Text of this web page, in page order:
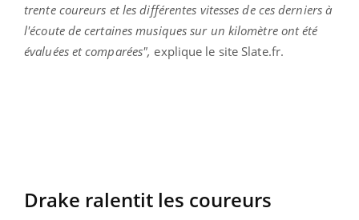
trente coureurs et les différentes vitesses de ces derniers à
l'écoute de certaines musiques sur un kilomètre ont été
évaluées et comparées", explique le site Slate.fr.
Drake ralentit les coureurs